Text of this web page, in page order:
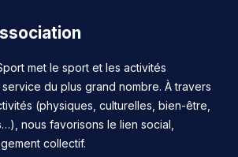
met le sport et les activités
du plus grand nombre. À travers
(physiques, culturelles, bien-être,
nous favorisons le lien social,
collectif.